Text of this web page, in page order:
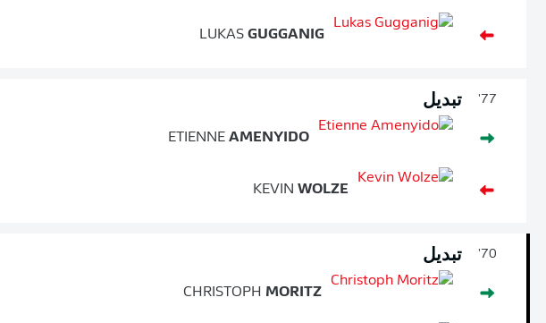
LUKAS GUGGANIG
77' تبديل
ETIENNE AMENYIDO
KEVIN WOLZE
70' تبديل
CHRISTOPH MORITZ